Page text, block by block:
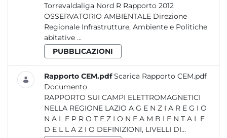
Torrevaldaliga Nord R Rapporto 2012
OSSERVATORIO AMBIENTALE Direzione
Regionale Infrastrutture, Ambiente e Politiche
abitative ...
PUBBLICAZIONI
Rapporto CEM.pdf Scarica Rapporto CEM.pdf
Documento
RAPPORTO SUI CAMPI ELETTROMAGNETICI
NELLA REGIONE LAZIO A G E N Z I A R E G I O
N A L E P R O T E Z I O N E A M B I E N T A L E
D E L L A Z I O DEFINIZIONI, LIVELLI DI...